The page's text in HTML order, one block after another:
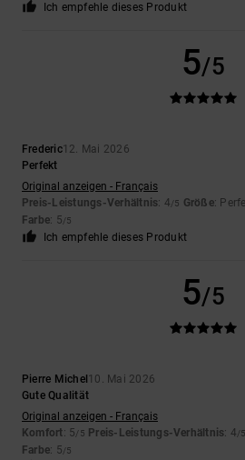
Ich empfehle dieses Produkt
5/5
Frederic12. Mai 2026
Perfekt
Original anzeigen - Français
Preis-Leistungs-Verhältnis: 4/5 Größe:
Farbe: 5/5
Ich empfehle dieses Produkt
5/5
Pierre Michel 10. Mai 2026
Gute Qualität
Original anzeigen - Français
Komfort: 5/5 Preis-Leistungs-Verhältnis: 4/5
Farbe: 5/5